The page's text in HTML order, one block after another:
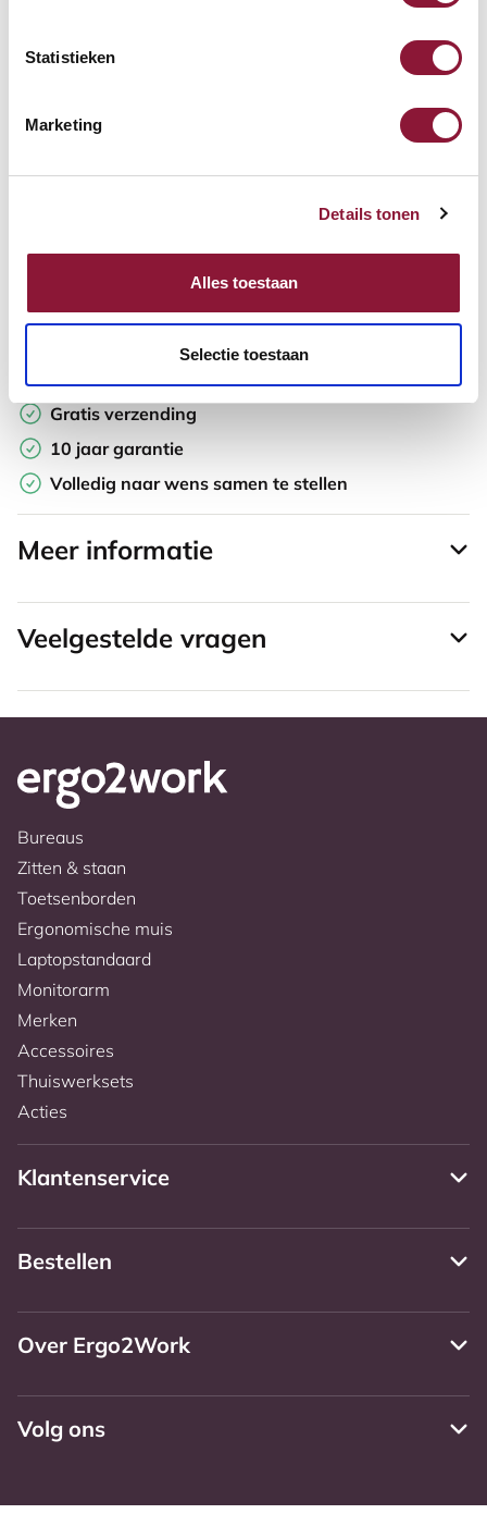
Statistieken
Marketing
Details tonen
Alles toestaan
Selectie toestaan
Aantal:
direct een offerte op maat aan.
Offerte aanvragen
Toevoegen aan vergelijker
Gratis verzending
10 jaar garantie
Volledig naar wens samen te stellen
Meer informatie
Veelgestelde vragen
Bureaus
Zitten & staan
Toetsenborden
Ergonomische muis
Laptopstandaard
Monitorarm
Merken
Accessoires
Thuiswerksets
Acties
Klantenservice
Bestellen
Over Ergo2Work
Volg ons